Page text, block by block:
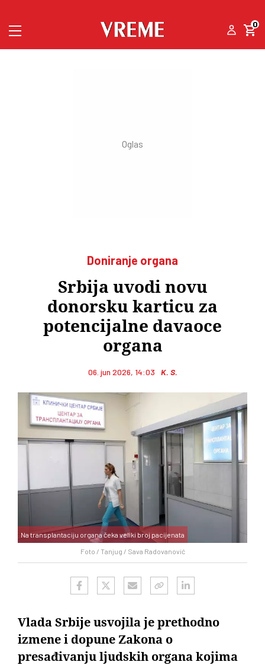
0
Doniranje organa
Srbija uvodi novu
donorsku karticu za
potencijalne davaoce
organa
06. jun 2026, 14:03 K. S.
Foto / Tanjug / Sava Radovanović
Na transplantaciju organa čeka veliki broj pacijenata
Vlada Srbije usvojila je prethodno
izmene i dopune Zakona o
presađivanju ljudskih organa kojima